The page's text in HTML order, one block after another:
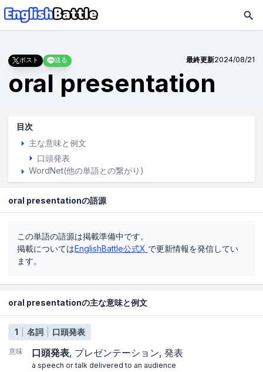
ポスト 送る 最終更新2024/08/21
oral presentation
目次
主な意味と例文
口頭発表
WordNet(他の単語との繋がり)
oral presentationの語源
この単語の語源は掲載準備中です。
掲載についてはEnglishBattle公式X で更新情報を発信してい
ます。
oral presentationの主な意味と例文
1 名詞 口頭発表
意味 口頭発表 プレゼンテーション 発表
a speech or talk delivered to an audience